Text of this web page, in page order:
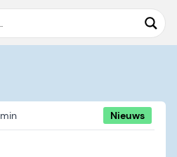
Nieuws